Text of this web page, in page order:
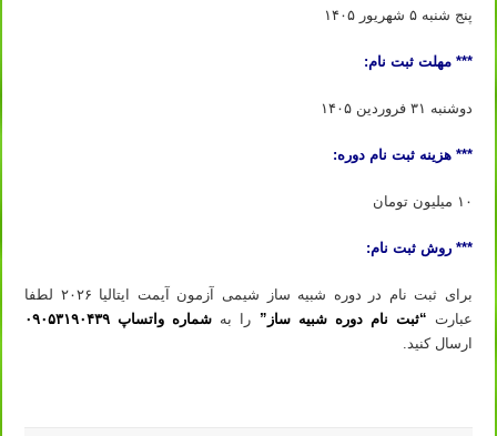
پنج شنبه ۵ شهریور ۱۴۰۵
*** مهلت ثبت نام:
دوشنبه ۳۱ فروردین ۱۴۰۵
*** هزینه ثبت نام دوره:
۱۰ میلیون تومان
*** روش ثبت نام:
برای ثبت نام در دوره شبیه ساز شیمی آزمون آیمت ایتالیا ۲۰۲۶ لطفا
عبارت “ثبت نام دوره شبیه ساز” را به شماره واتساپ ۰۹۰۵۳۱۹۰۴۳۹
ارسال کنید.